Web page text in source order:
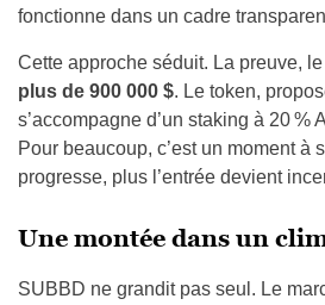
fonctionne dans un cadre
Cette approche séduit. La preuve,
plus de 900 000 $. Le token,
s’accompagne d’un staking à 20 %
Pour beaucoup, c’est un moment à
progresse, plus l’entrée devient
Une montée dans un
SUBBD ne grandit pas seul. Le